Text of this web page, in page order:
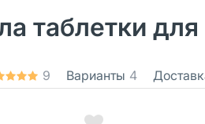
таблетки
9 Варианты 4